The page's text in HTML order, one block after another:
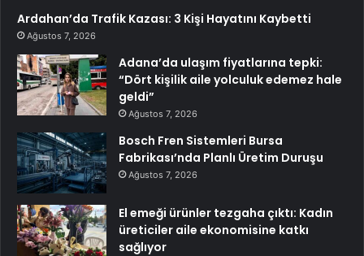
Ardahan’da Trafik Kazası: 3 Kişi Hayatını Kaybetti
Ağustos 7, 2026
Adana’da ulaşım fiyatlarına tepki:
“Dört kişilik aile yolculuk edemez hale
geldi”
Ağustos 7, 2026
Bosch Fren Sistemleri Bursa
Fabrikası’nda Planlı Üretim Duruşu
Ağustos 7, 2026
El emeği ürünler tezgaha çıktı: Kadın
üreticiler aile ekonomisine katkı
sağlıyor